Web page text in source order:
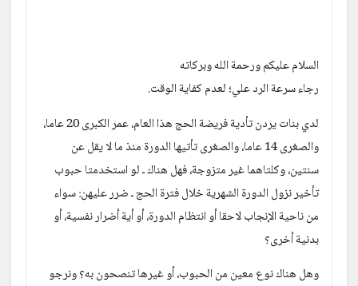
السلام عليكم ورحمة الله وبركاته
رجاء سرعة الرد علي؛ لعدم كفاية الوقت.
بدنية أخرى؟